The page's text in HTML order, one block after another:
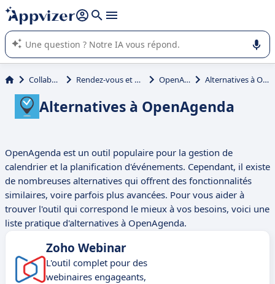
répondre (plusieurs lignes avec
L'IA de Appvizer vous guide dans l'utilisation ou la sélection de
logiciel SaaS en entreprise.
Collaboration Rendez-vous et organisation OpenAgenda Alternatives à OpenAgenda
Alternatives à OpenAgenda
OpenAgenda est un outil populaire pour la gestion de
calendrier et la planification d'événements. Cependant, il existe
de nombreuses alternatives qui offrent des fonctionnalités
similaires, voire parfois plus avancées. Pour vous aider à
trouver l'outil qui correspond le mieux à vos besoins, voici une
liste pratique d'alternatives à OpenAgenda.
Zoho Webinar
L'outil complet pour des
webinaires engageants,